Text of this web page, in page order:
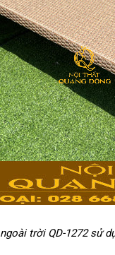
trời QD-1272 sử